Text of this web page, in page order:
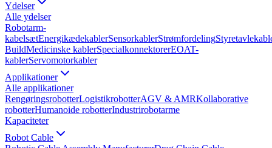
Ydelser
Alle ydelser
Robotarm-
kabelsætEnergikædekablerSensorkablerStrømfordeling
BuildMedicinske kablerSpecialkonnektorerEOAT-
kablerServomotorkabler
Applikationer
Alle applikationer
RengøringsrobotterLogistikrobotterAGV & AMRKollaborative
robotterHumanoide robotterIndustrirobotarme
Kapaciteter
Robot Cable